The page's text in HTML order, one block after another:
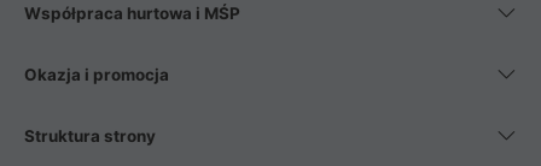
Współpraca hurtowa i MŚP
Okazja i promocja
Struktura strony